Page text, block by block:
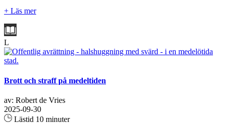
+ Läs mer
L
Brott och straff på medeltiden
av: Robert de Vries
2025-09-30
Lästid 10 minuter